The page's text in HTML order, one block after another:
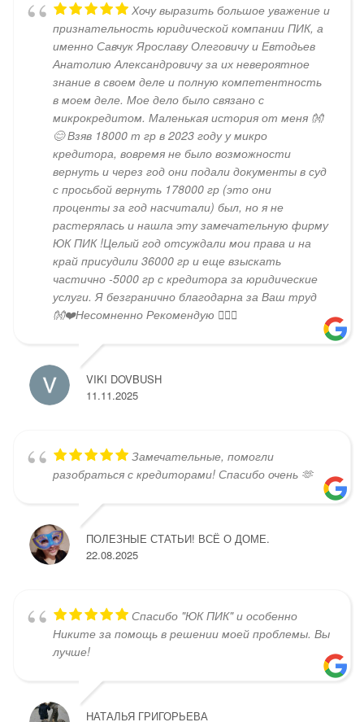
Хочу выразить большое уважение и
признательность юридической компании ПИК, а
именно Савчук Ярославу Олеговичу и Евтодьев
Анатолию Александровичу за их невероятное
знание в своем деле и полную компетентность
в моем деле. Мое дело было связано с
микрокредитом. Маленькая история от меня 👐
😊 Взяв 18000 т гр в 2023 году у микро
кредитора, вовремя не было возможности
вернуть и через год они подали документы в суд
с просьбой вернуть 178000 гр (это они
проценты за год насчитали) был, но я не
растерялась и нашла эту замечательную фирму
ЮК ПИК !Целый год отсуждали мои права и на
край присудили 36000 гр и еще взыскать
частично -5000 гр с кредитора за юридические
услуги. Я безгранично благодарна за Ваш труд
👐❤️Несомненно Рекомендую 👍🏻😄
VIKI DOVBUSH
11.11.2025
Замечательные, помогли
разобраться с кредиторами! Спасибо очень 🫶
ПОЛЕЗНЫЕ СТАТЬИ! ВСЁ О ДОМЕ.
22.08.2025
Спасибо "ЮК ПИК" и особенно
Никите за помощь в решении моей проблемы. Вы
лучше!
НАТАЛЬЯ ГРИГОРЬЕВА